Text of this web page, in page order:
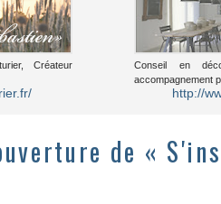
Créateur
Conseil en
accompagnement
http://
de «